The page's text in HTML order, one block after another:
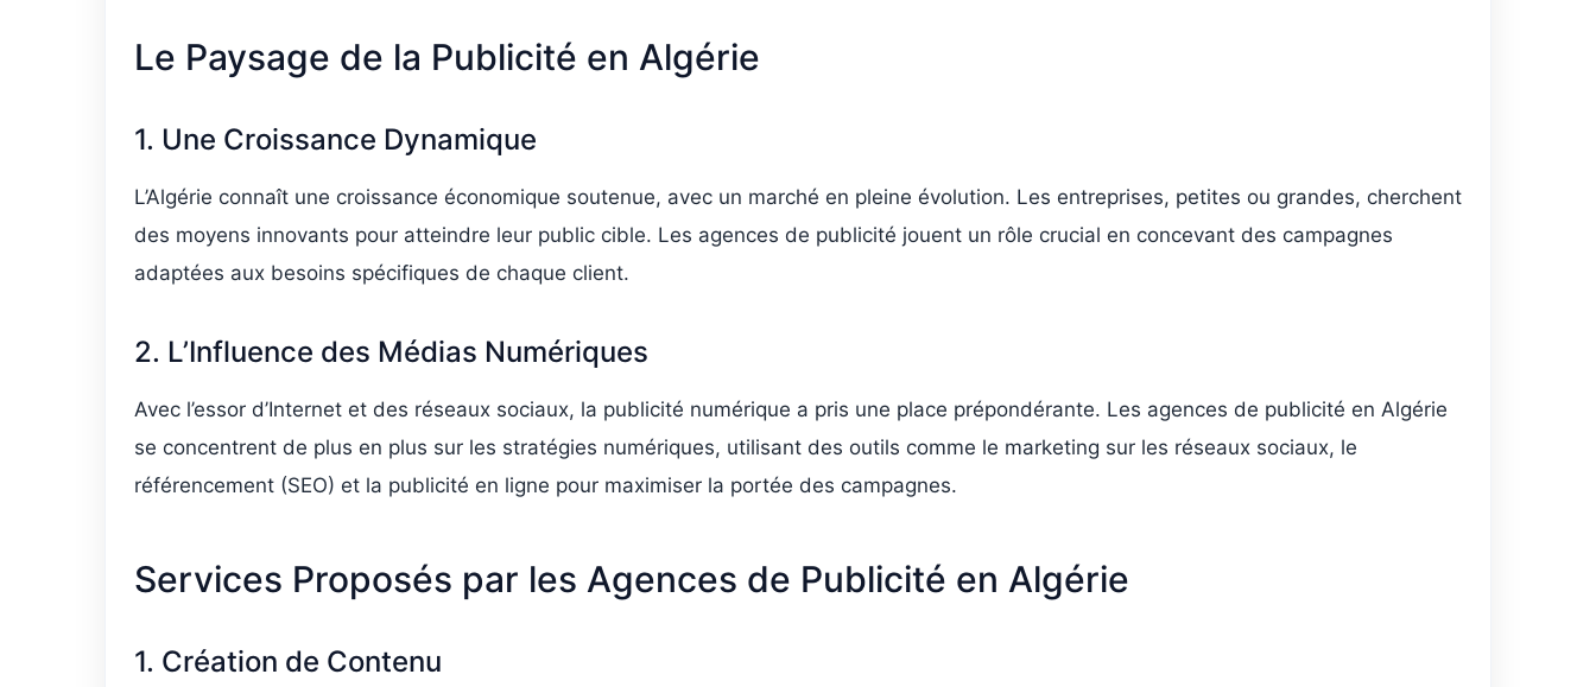
Le Paysage de la Publicité en Algérie
1. Une Croissance Dynamique
L’Algérie connaît une croissance économique soutenue, avec un marché en pleine évolution. Les entreprises, petites ou grandes, cherchent
des moyens innovants pour atteindre leur public cible. Les agences de publicité jouent un rôle crucial en concevant des campagnes
adaptées aux besoins spécifiques de chaque client.
2. L’Influence des Médias Numériques
Avec l’essor d’Internet et des réseaux sociaux, la publicité numérique a pris une place prépondérante. Les agences de publicité en Algérie
se concentrent de plus en plus sur les stratégies numériques, utilisant des outils comme le marketing sur les réseaux sociaux, le
référencement (SEO) et la publicité en ligne pour maximiser la portée des campagnes.
Services Proposés par les Agences de Publicité en Algérie
1. Création de Contenu